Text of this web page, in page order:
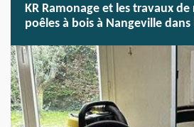
KR Ramonage et les travaux
poêles à bois à Nangeville dans